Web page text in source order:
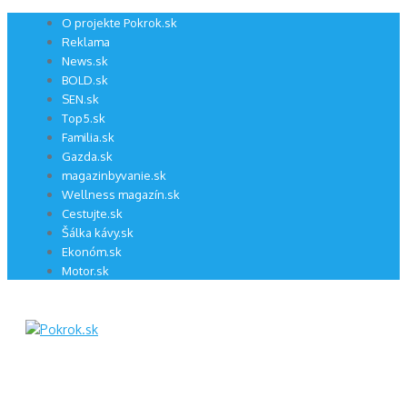
Preskočiť O projekte Pokrok.sk
Reklama
News.sk
BOLD.sk
SEN.sk
Top5.sk
Familia.sk
Gazda.sk
magazinbyvanie.sk
Wellness magazín.sk
Cestujte.sk
Šálka kávy.sk
Ekonóm.sk
Motor.sk